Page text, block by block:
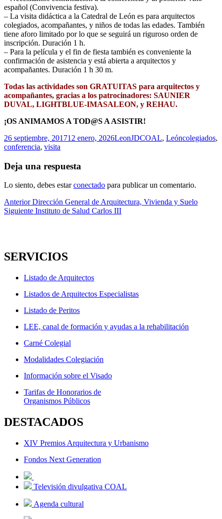
español (Convivencia festiva).
– La visita didáctica a la Catedral de León es para arquitectos
colegiados, acompañantes, y niños de todas las edades. También
tiene aforo limitado por lo que se seguirá un riguroso orden de
inscripción. Duración 1 h.
– Para la película y el fin de fiesta también es conveniente la
confirmación de asistencia y está abierta a arquitectos y
acompañantes. Duración 1 h 30 m.
Todas las actividades son GRATUITAS para arquitectos y
acompañantes, gracias a los patrocinadores: SAUNIER
DUVAL, LIGHTBLUE-IMASALEON, y REHAU.
¡OS ANIMAMOS A TOD@S A ASISTIR!
Publicado
el
26 septiembre, 201712 enero, 2026Autor
LeonJDCategorías
COAL, LeónEtiquetas
colegiados,
conferencia, visita
Deja una respuesta
Lo siento, debes estarconectado para publicar un comentario.
Navegación
de
Anterior Entrada
anterior:
Dirección General de Arquitectura, Vivienda y Suelo
Siguiente Entrada
Instituto de Salud Carlos III
SERVICIOS
Listado de Arquitectos
Listados de Arquitectos Especialistas
Listado de Peritos
LEE, canal de formación y ayudas a la rehabilitación
Carné Colegial
Modalidades Colegiación
Información sobre el Visado
Tarifas de Honorarios de
Organismos Públicos
DESTACADOS
XIV Premios Arquitectura y Urbanismo
Fondos Next Generation
Televisión divulgativa COAL
Agenda cultural